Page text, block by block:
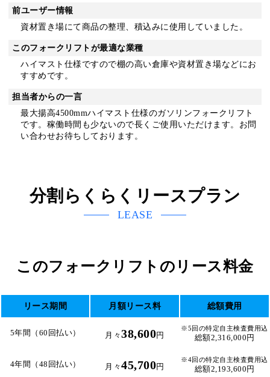
前ユーザー情報
資材置き場にて商品の整理、積込みに使用していました。
このフォークリフトが最適な業種
ハイマスト仕様ですので棚の高い倉庫や資材置き場などにお
すすめです。
担当者からの一言
最大揚高4500mmハイマスト仕様のガソリンフォークリフト
です。稼働時間も少ないので長くご使用いただけます。お問
い合わせお待ちしております。
分割らくらくリースプラン
LEASE
このフォークリフトのリース料金
リース期間 月額リース料 総額費用
5年間（60回払い） 月々38,600円
※5回の特定自主検査費用込
総額2,316,000円
4年間（48回払い） 月々45,700円
※4回の特定自主検査費用込
総額2,193,600円